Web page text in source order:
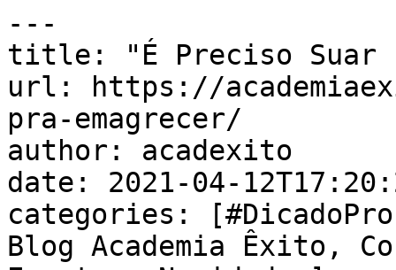
---
title: "É Preciso Suar
url: https://
pra-emagrecer/
author: acadexito
date: 2021-04-
categories:
Blog Academia Êxito,